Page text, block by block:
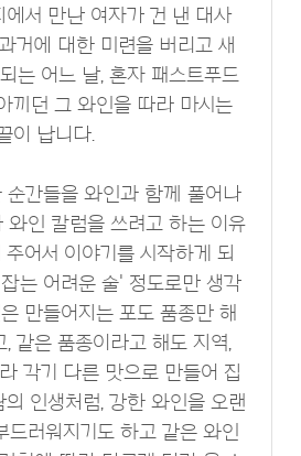
에서 만난 여자가 건 낸 대사
거에 대한 미련을 버리고 새
는 어느 날, 혼자 패스트푸드
끼던 그 와인을 따라 마시는
이 납니다.
순간들을 와인과 함께 풀어나
와인 칼럼을 쓰려고 하는 이유
어서 이야기를 시작하게 되
는 어려운 술' 정도로만 생각
만들어지는 포도 품종만 해
, 같은 품종이라고 해도 지역,
각기 다른 맛으로 만들어 집
인생처럼, 강한 와인을 오랜
드러워지기도 하고 같은 와인